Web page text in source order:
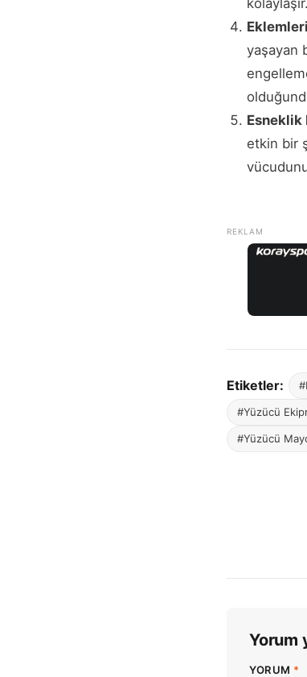
yaşayan
Esneklik
etkin bir
Etiketler:
#Yüzücü
#Yüzücü
Yorum
YORUM *